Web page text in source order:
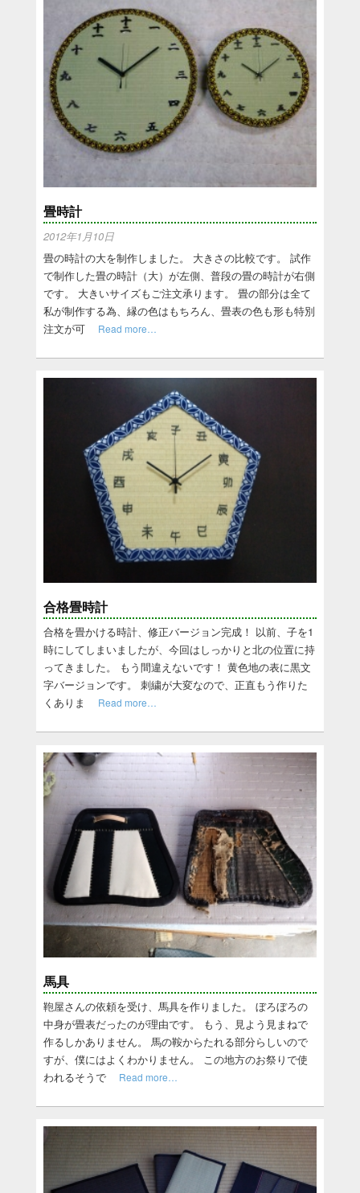
畳時計
2012年1月10日
畳の時計の大を制作しました。 大きさの比較です。 試作
で制作した畳の時計（大）が左側、普段の畳の時計が右側
です。 大きいサイズもご注文承ります。 畳の部分は全て
私が制作する為、縁の色はもちろん、畳表の色も形も特別
注文が可
Read more…
合格畳時計
合格を畳かける時計、修正バージョン完成！ 以前、子を1
時にしてしまいましたが、今回はしっかりと北の位置に持
ってきました。 もう間違えないです！ 黄色地の表に黒文
字バージョンです。 刺繍が大変なので、正直もう作りた
くありま
Read more…
馬具
鞄屋さんの依頼を受け、馬具を作りました。 ぼろぼろの
中身が畳表だったのが理由です。 もう、見よう見まねで
作るしかありません。 馬の鞍からたれる部分らしいので
すが、僕にはよくわかりません。 この地方のお祭りで使
われるそうで
Read more…